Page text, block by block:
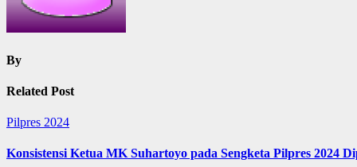
By
Related Post
Pilpres 2024
Konsistensi Ketua MK Suhartoyo pada Sengketa Pilpres 2024